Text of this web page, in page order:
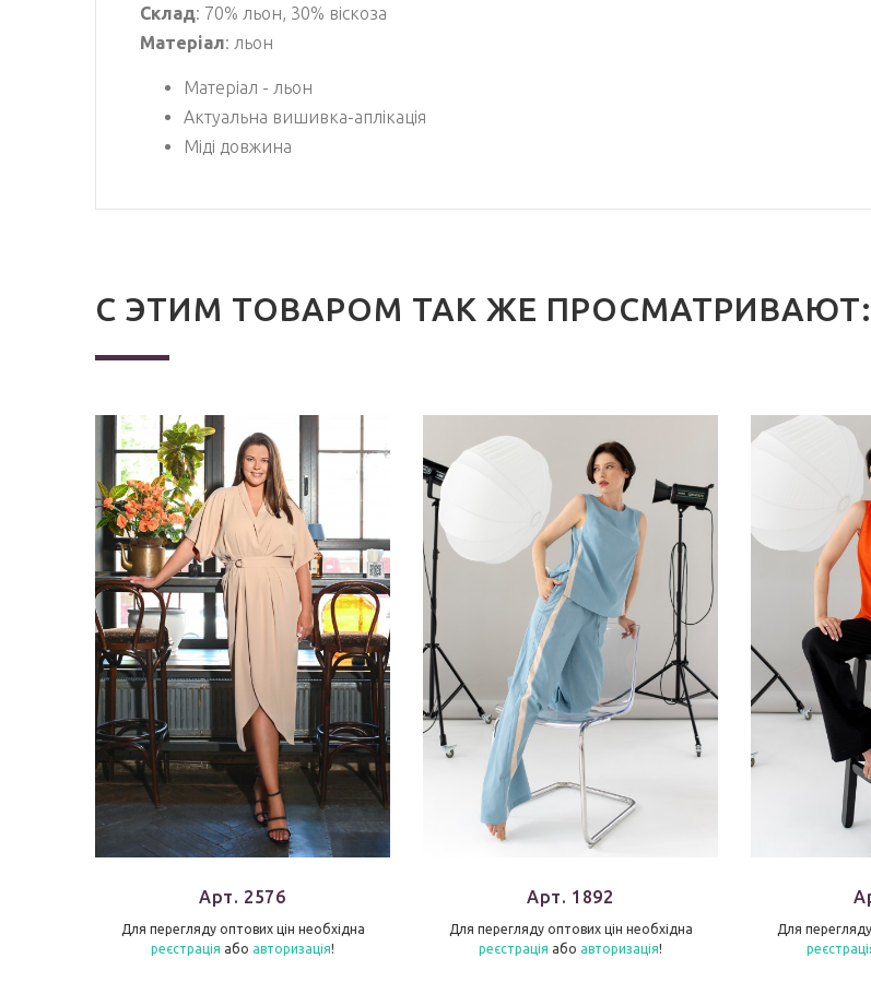
Склад: 70% льон, 30% віскоза
Матеріал: льон
Матеріал - льон
Актуальна вишивка-аплікація
Міді довжина
С ЭТИМ ТОВАРОМ ТАК ЖЕ ПРОСМАТРИВАЮТ:
Арт. 2576
Для перегляду оптових цін необхідна
реєстрація або авторизація!
Арт. 1892
Для перегляду оптових цін необхідна
реєстрація або авторизація!
Для